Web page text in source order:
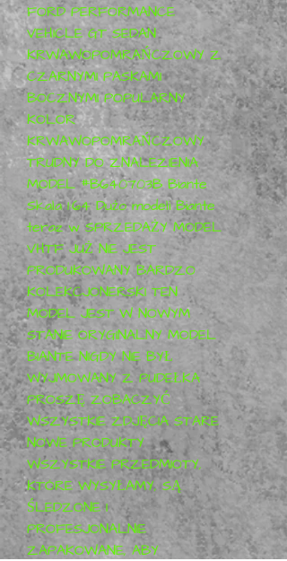
FORD PERFORMANCE
VEHICLE GT SEDAN
KRWAWOPOMRAŃCZOWY Z
CZARNYMI PASKAMI
BOCZNYMI POPULARNY
KOLOR
KRWAWOPOMRAŃCZOWY
TRUDNY DO ZNALEZIENIA
MODEL #B640703B Biante
Skala 1:64 Dużo modeli Biante
teraz w SPRZEDAŻY MODEL
VHTF JUŻ NIE JEST
PRODUKOWANY BARDZO
KOLEKCJONERSKI TEN
MODEL JEST W NOWYM
STANIE ORYGINALNY MODEL
BIANTE NIGDY NIE BYŁ
WYJMOWANY Z PUDEŁKA
PROSZĘ ZOBACZYĆ
WSZYSTKIE ZDJĘCIA STARE
NOWE PRODUKTY
WSZYSTKIE PRZEDMIOTY,
KTÓRE WYSYŁAMY, SĄ
ŚLEDZONE I
PROFESJONALNIE
ZAPAKOWANE, ABY